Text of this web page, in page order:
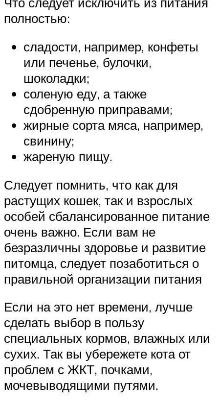
полностью:
сладости, например, конфеты
или печенье, булочки,
шоколадки;
соленую еду, а также
сдобренную приправами;
жирные сорта мяса, например,
свинину;
жареную пищу.
Следует помнить, что как для
растущих кошек, так и взрослых
особей сбалансированное питание
очень важно. Если вам не
безразличны здоровье и развитие
питомца, следует позаботиться о
правильной организации питания
Если на это нет времени, лучше
сделать выбор в пользу
специальных кормов, влажных или
сухих. Так вы убережете кота от
проблем с ЖКТ, почками,
мочевыводящими путями.